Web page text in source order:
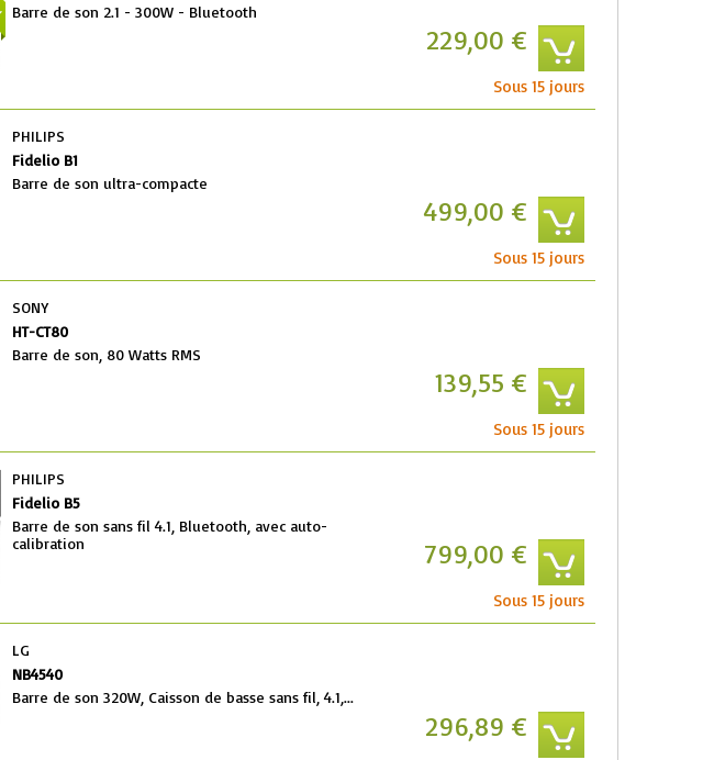
Sous 15 jours
Barre de son 2.1 - 300W - Bluetooth
229,00 €
Sous 15 jours
PHILIPS
Fidelio B1
Barre de son ultra-compacte
499,00 €
Sous 15 jours
SONY
HT-CT80
Barre de son, 80 Watts RMS
139,55 €
Sous 15 jours
PHILIPS
Fidelio B5
Barre de son sans fil 4.1, Bluetooth, avec auto-
calibration
799,00 €
LG
NB4540
Barre de son 320W, Caisson de basse sans fil, 4.1,...
296,89 €